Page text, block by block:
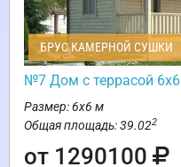
БРУС КАМЕРНОЙ СУШКИ
№7 Дом с террасой 6х6
Размер: 6х6 м
Общая площадь: 39.022
от 1290100